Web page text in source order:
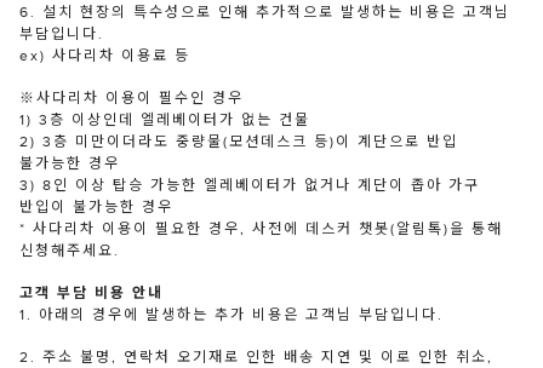
6. 설치 현장의 특수성으로 인해 추가적으로 발생하는 비용은 고객님
부담입니다.
ex) 사다리차 이용료 등
※사다리차 이용이 필수인 경우
1) 3층 이상인데 엘레베이터가 없는 건물
2) 3층 미만이더라도 중량물(모션데스크 등)이 계단으로 반입
불가능한 경우
3) 8인 이상 탑승 가능한 엘레베이터가 없거나 계단이 좁아 가구
반입이 불가능한 경우
* 사다리차 이용이 필요한 경우, 사전에 데스커 챗봇(알림톡)을 통해
신청해주세요.
고객 부담 비용 안내
1. 아래의 경우에 발생하는 추가 비용은 고객님 부담입니다.
2. 주소 불명, 연락처 오기재로 인한 배송 지연 및 이로 인한 취소,